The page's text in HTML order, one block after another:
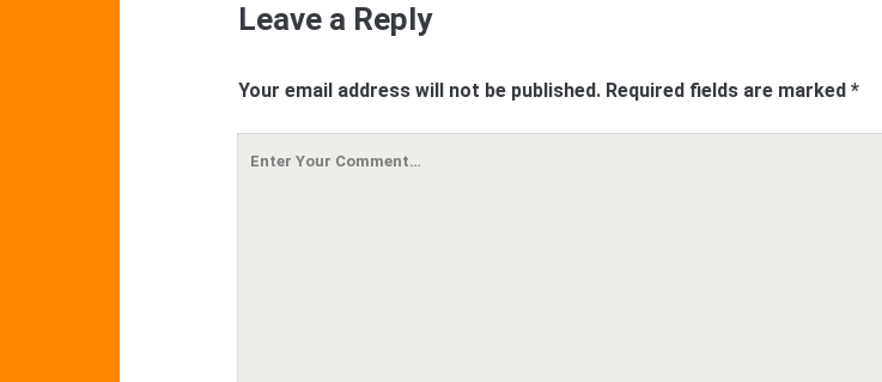
Leave a Reply
Your email address will not be published. Required fields are marked*